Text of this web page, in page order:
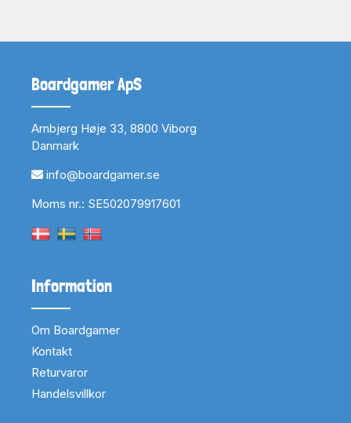
Boardgamer ApS
Arnbjerg Høje 33, 8800 Viborg
Danmark
info@boardgamer.se
Moms nr.: SE502079917601
Information
Om Boardgamer
Kontakt
Returvaror
Handelsvillkor